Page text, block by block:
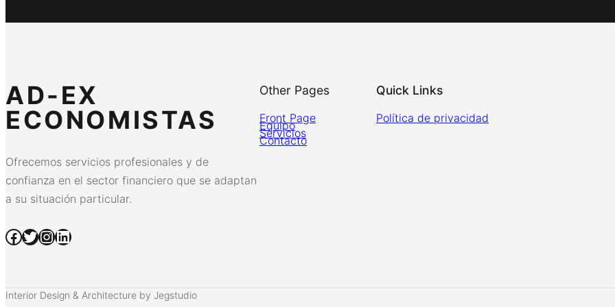
AD-EX
ECONOMISTAS
Ofrecemos servicios profesionales y de
confianza en el sector financiero que se adaptan
a su situación particular.
Facebook Twitter InstagramLinkedIn
Other Pages
Front Page
Equipo
Servicios
Contacto
Quick Links
Política de privacidad
Interior Design & Architecture by Jegstudio